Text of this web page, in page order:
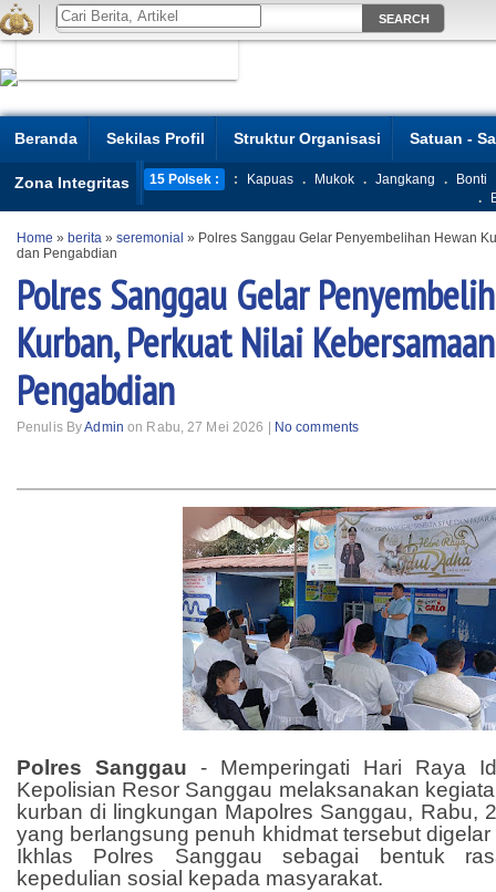
Beranda Sekilas Profil Struktur Organisasi Satuan -
Zona Integritas 15 Polsek : : Kapuas . Mukok . Jangkang .
Bonti
.
Home » berita » seremonial » Polres Sanggau Gelar Penyembelihan Hewan
dan Pengabdian
Polres Sanggau Gelar
Kurban, Perkuat Nilai
Pengabdian
Penulis ByAdmin on Rabu, 27 Mei 2026 | No comments
Polres Sanggau - Memperingati Hari Raya
Kepolisian Resor Sanggau melaksanakan
kurban di lingkungan Mapolres Sanggau, Rabu,
yang berlangsung penuh khidmat tersebut
Ikhlas Polres Sanggau sebagai bentuk
kepedulian sosial kepada masyarakat.